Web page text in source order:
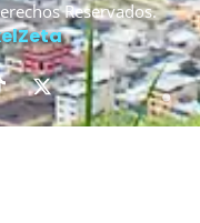
Reservados.